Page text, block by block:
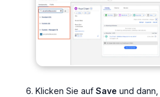
Klicken Sie auf Save und